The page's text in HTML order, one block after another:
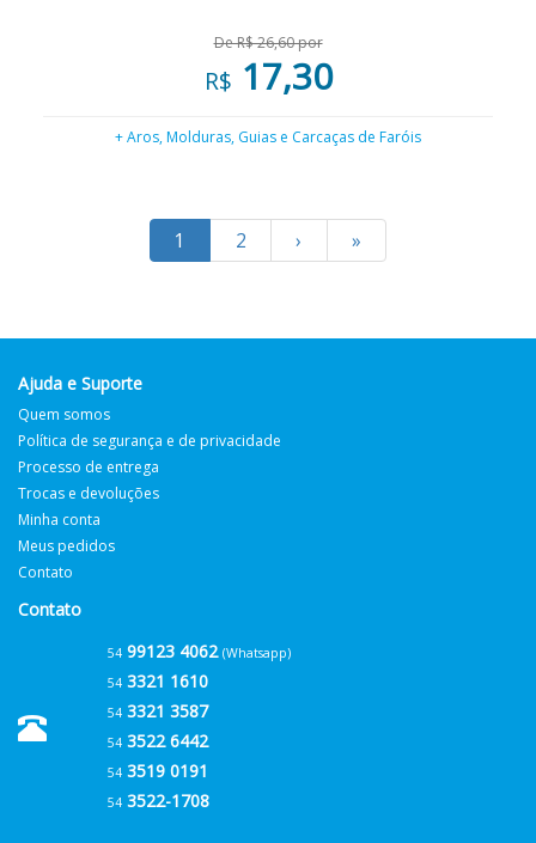
De R$ 26,60 por
R$ 17,30
+ Aros, Molduras, Guias e Carcaças de Faróis
1 2 › »
Ajuda e Suporte
Quem somos
Política de segurança e de privacidade
Processo de entrega
Trocas e devoluções
Minha conta
Meus pedidos
Contato
Contato
5499123 4062 (Whatsapp)
543321 1610
543321 3587
543522 6442
543519 0191
543522-1708